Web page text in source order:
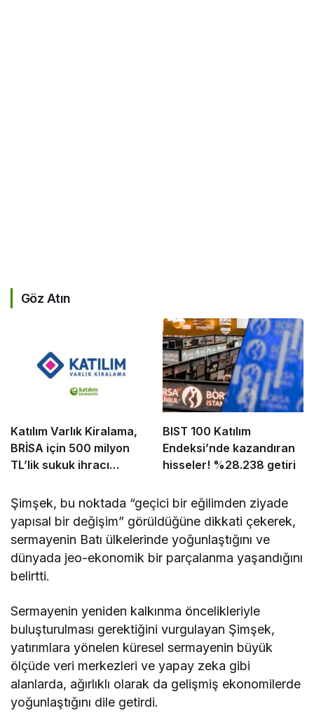
Göz Atın
Katılım Varlık Kiralama,
BRİSA için 500 milyon
TL’lik sukuk ihracı
BIST 100 Katılım
Endeksi’nde kazandıran
hisseler! %28.238 getiri
Şimşek, bu noktada “geçici bir eğilimden ziyade
yapısal bir değişim” görüldüğüne dikkati çekerek,
sermayenin Batı ülkelerinde yoğunlaştığını ve
dünyada jeo-ekonomik bir parçalanma yaşandığını
belirtti.
Sermayenin yeniden kalkınma öncelikleriyle
buluşturulması gerektiğini vurgulayan Şimşek,
yatırımlara yönelen küresel sermayenin büyük
ölçüde veri merkezleri ve yapay zeka gibi
alanlarda, ağırlıklı olarak da gelişmiş ekonomilerde
yoğunlaştığını dile getirdi.